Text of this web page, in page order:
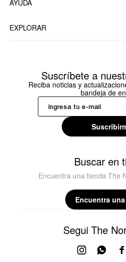
AYUDA
EXPLORAR
Suscríbete a
Reciba noticias y
bandeja de
Buscar en
Encuentra una tienda The
Encuentra
Segui The

 